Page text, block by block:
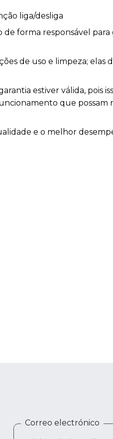
liga/desliga
forma responsável
de uso e limpeza;
estiver válida, pois
que
e o melhor
Correo electrónico